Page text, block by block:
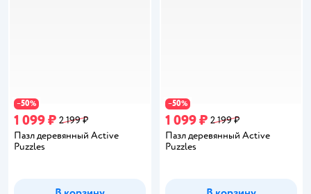
−50%
1 099 ₽ 2 199 ₽
Пазл деревянный Active
Puzzles
−50%
1 099 ₽ 2 199 ₽
Пазл деревянный Active
Puzzles